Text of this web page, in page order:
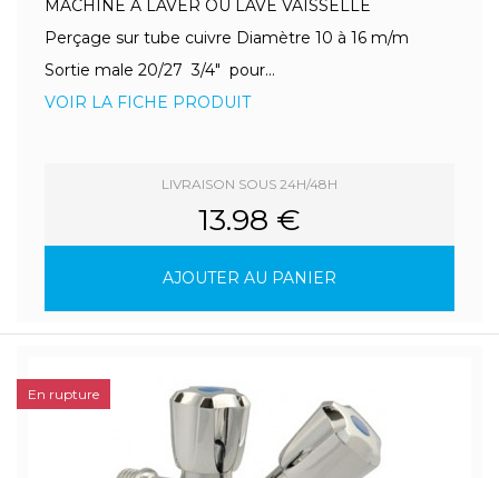
MACHINE A LAVER OU LAVE VAISSELLE
Perçage sur tube cuivre Diamètre 10 à 16 m/m
Sortie male 20/27 3/4" pour...
VOIR LA FICHE PRODUIT
LIVRAISON SOUS 24H/48H
13.98 €
AJOUTER AU PANIER
En rupture